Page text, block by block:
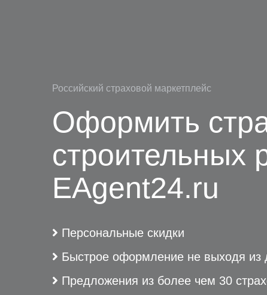
Российский страховой маркетплейс
Оформить
строительных
EAgent24.ru
Персональные скидки
Быстрое оформление не выходя
Предложения из более чем 30